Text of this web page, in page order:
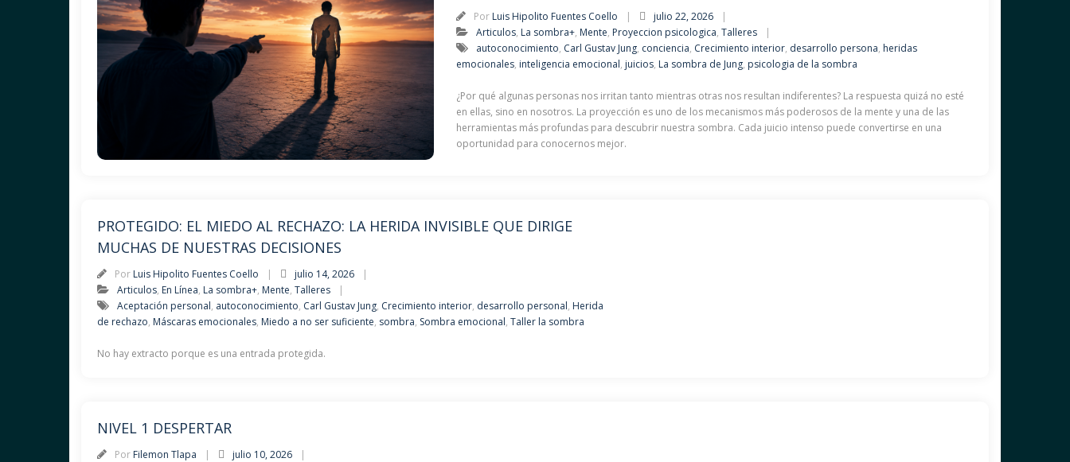
Por Luis Hipolito Fuentes Coello
julio 22, 2026
Articulos, La sombra+, Mente, Proyeccion psicologica,Talleres
autoconocimiento, Carl Gustav Jung, conciencia, Crecimiento interior, desarrollo persona, heridas
emocionales, inteligencia emocional, juicios, La sombra de Jung, psicologia de la sombra
¿Por qué algunas personas nos irritan tanto mientras otras nos resultan indiferentes? La respuesta quizá no esté
en ellas, sino en nosotros. La proyección es uno de los mecanismos más poderosos de la mente y una de las
herramientas más profundas para descubrir nuestra sombra. Cada juicio intenso puede convertirse en una
oportunidad para conocernos mejor.
PROTEGIDO: EL MIEDO AL RECHAZO: LA HERIDA INVISIBLE QUE DIRIGE
MUCHAS DE NUESTRAS DECISIONES
Por Luis Hipolito Fuentes Coello
julio 14, 2026
Articulos, En Línea, La sombra+, Mente, Talleres
Aceptación personal, autoconocimiento, Carl Gustav Jung, Crecimiento interior, desarrollo personal, Herida
de rechazo, Máscaras emocionales, Miedo a no ser suficiente, sombra, Sombra emocional, Taller la sombra
No hay extracto porque es una entrada protegida.
NIVEL 1 DESPERTAR
Por Filemon Tlapa
julio 10, 2026